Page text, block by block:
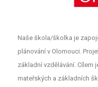
Naše škola/školka je
plánování v Olomouci.
základní vzdělávání. Cílem
mateřských a základních